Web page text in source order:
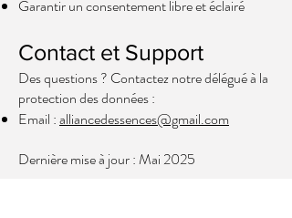
Garantir un consentement libre et éclairé
Contact et Support
Des questions ? Contactez notre délégué à la
protection des données :
Email :alliancedessences@gmail.com
Dernière mise à jour : Mai 2025